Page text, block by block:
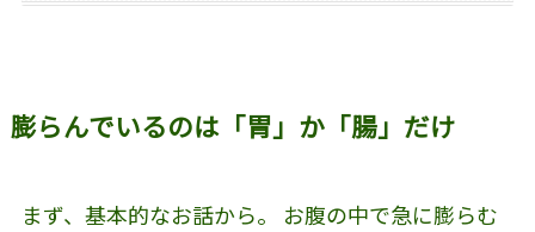
膨らんでいるのは「胃」か「腸」だけ
まず、基本的なお話から。 お腹の中で急に膨らむ